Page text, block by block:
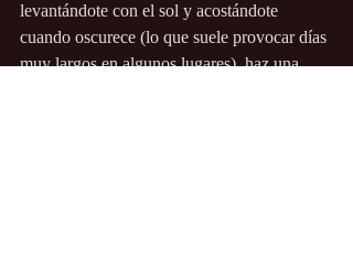
levantándote con el sol y acostándote
cuando oscurece (lo que suele provocar días
muy largos en algunos lugares), haz una